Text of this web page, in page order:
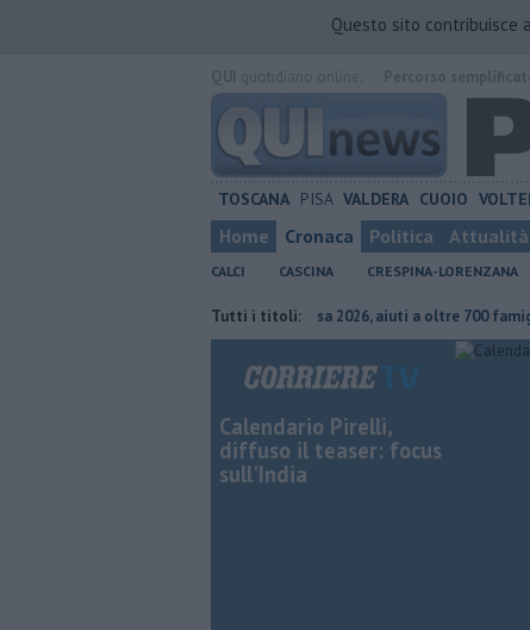
Questo sito contribuisce
TOSCANA PISA VALDERA CUOIO
Home Cronaca Politica Attualità
CALCI CASCINA CRESPINA-LORENZANA
Tutti i titoli:
Carta Spesa 2026, aiuti a oltre 700 famiglie
Calendario Pirelli,
diffuso il teaser: focus
sull'India